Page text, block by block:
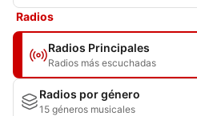
Radios
Radios Principales
Radios más escuchadas
Radios por género
15 géneros musicales